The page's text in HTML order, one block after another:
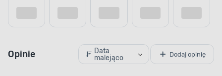
Opinie
Data
malejąco
Dodaj opinię